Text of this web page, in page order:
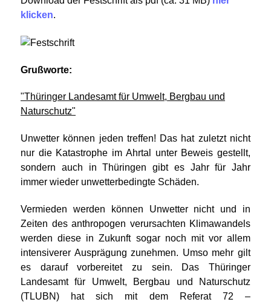
klicken.
Grußworte:
"Thüringer Landesamt für Umwelt, Bergbau und
Naturschutz"
Unwetter können jeden treffen! Das hat zuletzt nicht
nur die Katastrophe im Ahrtal unter Beweis gestellt,
sondern auch in Thüringen gibt es Jahr für Jahr
immer wieder unwetterbedingte Schäden.
Vermieden werden können Unwetter nicht und in
Zeiten des anthropogen verursachten Klimawandels
werden diese in Zukunft sogar noch mit vor allem
intensiverer Ausprägung zunehmen. Umso mehr gilt
es darauf vorbereitet zu sein. Das Thüringer
Landesamt für Umwelt, Bergbau und Naturschutz
(TLUBN) hat sich mit dem Referat 72 –